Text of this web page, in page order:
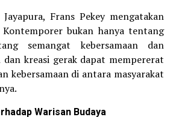
Frans Pekey mengatakan
bukan hanya tentang
semangat kebersamaan dan
kreasi gerak dapat mempererat
kebersamaan di antara masyarakat
Warisan Budaya